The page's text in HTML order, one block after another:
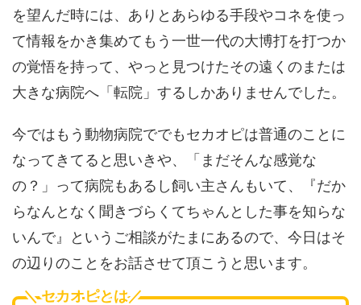
を望んだ時には、ありとあらゆる手段やコネを使っ
て情報をかき集めてもう一世一代の大博打を打つか
の覚悟を持って、やっと見つけたその遠くのまたは
大きな病院へ「転院」するしかありませんでした。
今ではもう動物病院ででもセカオピは普通のことに
なってきてると思いきや、「まだそんな感覚な
の？」って病院もあるし飼い主さんもいて、『だか
らなんとなく聞きづらくてちゃんとした事を知らな
いんで』というご相談がたまにあるので、今日はそ
の辺りのことをお話させて頂こうと思います。
＼ セカオピとは／